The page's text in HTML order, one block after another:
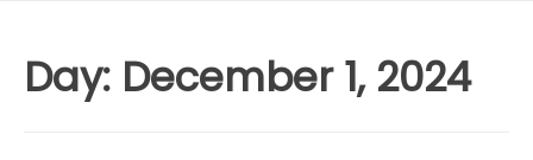
Day: December 1, 2024